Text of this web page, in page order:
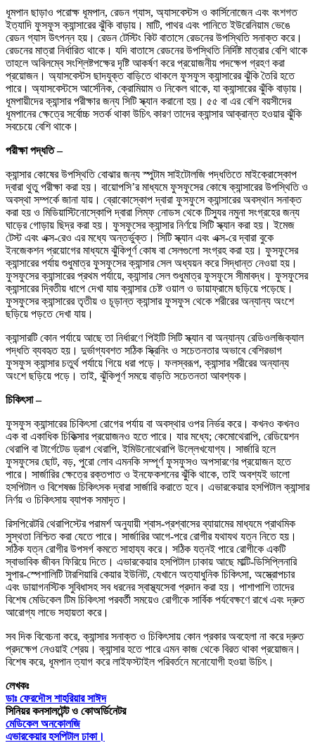
ধূমপান ছাড়াও পরোক্ষ ধূমপান, রেডন গ্যাস, অ্যাসবেস্টস ও কার্সিনোজেন এবং বংশগত
ইত্যাদি ফুসফুস ক্যান্সারের ঝুঁকি বাড়ায়। মাটি, পাথর এবং পানিতে ইউরেনিয়াম ভেঙে
রেডন গ্যাস উৎপন্ন হয়। রেডন টেস্টিং কিট বাতাসে রেডনের উপস্থিতি সনাক্ত করে।
রেডনের মাত্রা নির্ধারিত থাকে। যদি বাতাসে রেডনের উপস্থিতি নির্দিষ্ট মাত্রার বেশি থাকে
তাহলে অবিলম্বে সংশ্লিষ্টপক্ষের দৃষ্টি আকর্ষণ করে প্রয়োজনীয় পদক্ষেপ গ্রহণ করা
প্রয়োজন। অ্যাসবেস্টস ছাদযুক্ত বাড়িতে থাকলে ফুসফুস ক্যান্সারের ঝুঁকি তৈরি হতে
পারে। অ্যাসবেস্টসে আর্সেনিক, ক্রোমিয়াম ও নিকেল থাকে, যা ক্যান্সারের ঝুঁকি বাড়ায়।
ধূমপায়ীদের ক্যান্সার পরীক্ষার জন্য সিটি স্ক্যান করানো হয়। ৫৫ বা এর বেশি বয়সীদের
ধূমপানের ক্ষেত্রে সর্বোচ্চ সতর্ক থাকা উচিৎ কারণ তাদের ক্যান্সার আক্রান্ত হওয়ার ঝুঁকি
সবচেয়ে বেশি থাকে।
পরীক্ষা পদ্ধতি –
ক্যান্সার কোষের উপস্থিতি বোঝার জন্য স্পুটাম সাইটোলজি পদ্ধতিতে মাইক্রোস্কোপ
দ্বারা থুতু পরীক্ষা করা হয়। বায়োপসি’র মাধ্যমে ফুসফুসের কোষে ক্যান্সারের উপস্থিতি ও
অবস্থা সম্পর্কে জানা যায়। ব্রোকোস্কোপ দ্বারা ফুসফুসে ক্যান্সারের অবস্থান সনাক্ত
করা হয় ও মিডিয়াস্টিনোস্কোপি দ্বারা লিম্ফ নোডস থেকে টিস্যুর নমুনা সংগ্রহের জন্য
ঘাড়ের গোড়ায় ছিদ্র করা হয়। ফুসফুসের ক্যান্সার নির্ণয়ে সিটি স্ক্যান করা হয়। ইমেজ
টেস্ট এবং এক্স-রেও এর মধ্যে অন্তর্ভুক্ত। সিটি স্ক্যান এবং এক্স-রে দ্বারা বুকে
ইনজেকশন প্রয়োগের মাধ্যমে ঝুঁকিপূর্ণ কোষ বা সেলগুলো সংগ্রহ করা হয়। ফুসফুসের
ক্যান্সারের পর্যায় শুধুমাত্র ফুসফুসের ক্যান্সার সেল অধ্যয়ন করে সিদ্ধান্ত নেওয়া হয়।
ফুসফুসের ক্যান্সারের প্রথম পর্যায়ে, ক্যান্সার সেল শুধুমাত্র ফুসফুসে সীমাবদ্ধ। ফুসফুসের
ক্যান্সারের দ্বিতীয় ধাপে দেখা যায় ক্যান্সার চেষ্ট ওয়াল ও ডায়াফ্রামে ছড়িয়ে পড়েছে।
ফুসফুসের ক্যান্সারের তৃতীয় ও চূড়ান্ত ক্যান্সার ফুসফুস থেকে শরীরের অন্যান্য অংশে
ছড়িয়ে পড়তে দেখা যায়।
ক্যান্সারটি কোন পর্যায়ে আছে তা নির্ধারণে পিইটি সিটি স্ক্যান বা অন্যান্য রেডিওলজিক্যাল
পদ্ধতি ব্যবহৃত হয়। দুর্ভাগ্যবশত সঠিক স্ক্রিনিং ও সচেতনতার অভাবে বেশিরভাগ
ফুসফুস ক্যান্সার চতুর্থ পর্যায়ে গিয়ে ধরা পড়ে। ফলস্বরূপ, ক্যান্সার শরীরের অন্যান্য
অংশে ছড়িয়ে পড়ে। তাই, ঝুঁকিপূর্ণ সময়ে বাড়তি সচেতনতা আবশ্যক।
চিকিৎসা –
ফুসফুস ক্যান্সারের চিকিৎসা রোগের পর্যায় বা অবস্থার ওপর নির্ভর করে। কখনও কখনও
এক বা একাধিক চিকিত্সার প্রয়োজনও হতে পারে। যার মধ্যে; কেমোথেরাপি, রেডিয়েশন
থেরাপি বা টার্গেটেড ড্রাগ থেরাপি, ইমিউনোথেরাপি উল্লেখযোগ্য। সার্জারি হলে
ফুসফুসের ছোট, বড়, পুরো লোব এমনকি সম্পূর্ণ ফুসফুসও অপসারণের প্রয়োজন হতে
পারে। সার্জারির ক্ষেত্রে রক্তপাত ও ইনফেকশনের ঝুঁকি থাকে, তাই অবশ্যই ভালো
হসপিটাল ও বিশেষজ্ঞ চিকিৎসক দ্বারা সার্জারি করাতে হবে। এভারকেয়ার হসপিটাল ক্যান্সার
নির্ণয় ও চিকিৎসায় ব্যাপক সমাদৃত।
রিসপিরেটরি থেরাপিস্টের পরামর্শ অনুযায়ী শ্বাস-প্রশ্বাসের ব্যায়ামের মাধ্যমে প্রাথমিক
সুস্থতা নিশ্চিত করা যেতে পারে। সার্জারির আগে-পরে রোগীর যথাযথ যত্ন নিতে হয়।
সঠিক যত্ন রোগীর উপসর্গ কমতে সাহায্য করে। সঠিক যত্নই পারে রোগীকে একটি
স্বাভাবিক জীবন ফিরিয়ে দিতে। এভারকেয়ার হসপিটাল ঢাকায় আছে মাল্টি-ডিসিপ্লিনারি
সুপার-স্পেশালিটি টারশিয়ারি কেয়ার ইউনিট, যেখানে অত্যাধুনিক চিকিৎসা, অস্ত্রোপচার
এবং ডায়াগনস্টিক সুবিধাসহ সব ধরনের স্বাস্থ্যসেবা প্রদান করা হয়। পাশাপাশি তাদের
বিশেষ মেডিকেল টিম চিকিৎসা পরবর্তী সময়েও রোগীকে সার্বিক পর্যবেক্ষণে রাখে এবং দ্রুত
আরোগ্য লাভে সহায়তা করে।
সব দিক বিবেচনা করে, ক্যান্সার সনাক্ত ও চিকিৎসায় কোন প্রকার অবহেলা না করে দ্রুত
প্রদক্ষেপ নেওয়াই শ্রেয়। ক্যান্সার হতে পারে এমন কাজ থেকে বিরত থাকা প্রয়োজন।
বিশেষ করে, ধূমপান ত্যাগ করে লাইফস্টাইল পরিবর্তনে মনোযোগী হওয়া উচিৎ।
লেখকঃ
ডাঃ ফেরদৌস শাহরিয়ার সাঈদ
সিনিয়র কনসালটেন্ট ও কোঅর্ডিনেটর
মেডিকেল অনকোলজি
এভারকেয়ার হসপিটাল ঢাকা।